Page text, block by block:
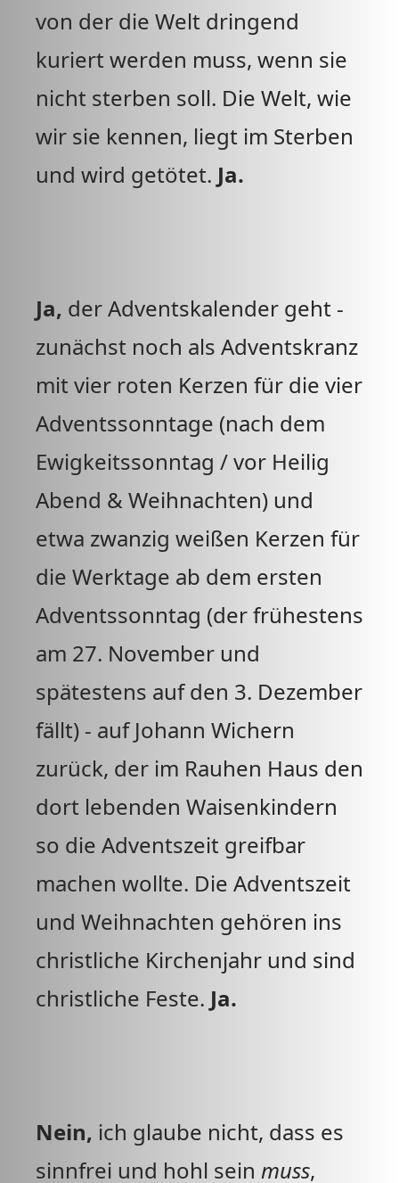
von der die Welt dringend
kuriert werden muss, wenn sie
nicht sterben soll. Die Welt, wie
wir sie kennen, liegt im Sterben
und wird getötet. Ja.
Ja, der Adventskalender geht -
zunächst noch als Adventskranz
mit vier roten Kerzen für die vier
Adventssonntage (nach dem
Ewigkeitssonntag / vor Heilig
Abend & Weihnachten) und
etwa zwanzig weißen Kerzen für
die Werktage ab dem ersten
Adventssonntag (der frühestens
am 27. November und
spätestens auf den 3. Dezember
fällt) - auf Johann Wichern
zurück, der im Rauhen Haus den
dort lebenden Waisenkindern
so die Adventszeit greifbar
machen wollte. Die Adventszeit
und Weihnachten gehören ins
christliche Kirchenjahr und sind
christliche Feste. Ja.
Nein, ich glaube nicht, dass es
sinnfrei und hohl sein muss,